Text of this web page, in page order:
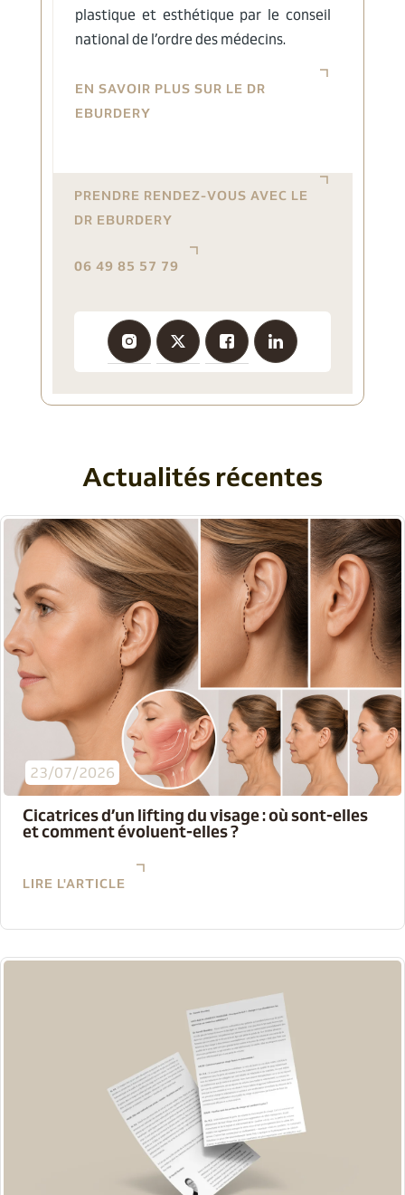
plastique et esthétique par le conseil
national de l’ordre des médecins.
EN SAVOIR PLUS SUR LE DR
EBURDERY
PRENDRE RENDEZ-VOUS AVEC LE
DR EBURDERY
06 49 85 57 79
Insta
gram
TikTo
k
Faceb
ook
Linke
din
Actualités récentes
23/07/2026
Cicatrices d’un lifting du visage : où sont-elles
et comment évoluent-elles ?
LIRE L'ARTICLE